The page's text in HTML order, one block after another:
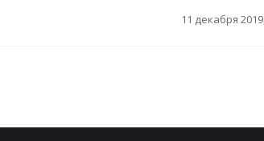
11 декабря